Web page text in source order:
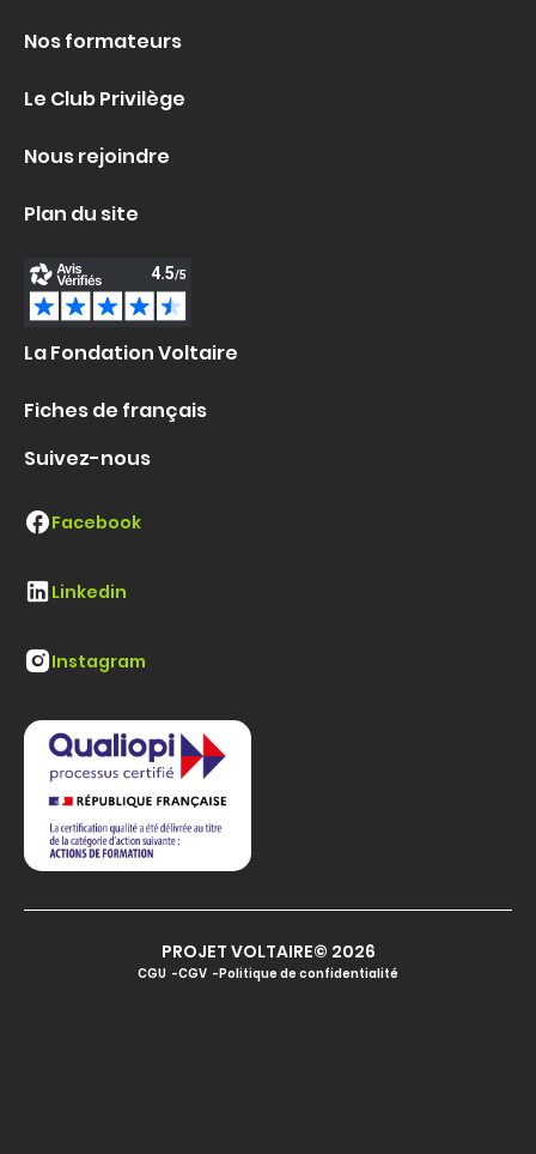
Nos formateurs
Le Club Privilège
Nous rejoindre
Plan du site
La Fondation Voltaire
Fiches de français
Suivez-nous
Facebook
Linkedin
Instagram
PROJET VOLTAIRE© 2026
CGU CGV Politique de confidentialité